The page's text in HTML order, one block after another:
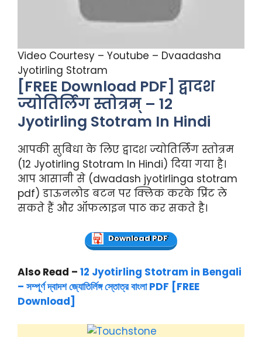
Video Courtesy – Youtube – Dvaadasha
Jyotirling Stotram
[FREE Download PDF] द्वादश
ज्योतिर्लिंग स्तोत्रम् – 12
Jyotirling Stotram In Hindi
आपकी सुबिधा के लिए द्वादश ज्योतिर्लिंग स्तोत्रम
(12 Jyotirling Stotram In Hindi) दिया गया है।
आप आसानी से (dwadash jyotirlinga stotram
pdf) डाऊनलोड बटन पर क्लिक करके प्रिंट ले
सकते हैं और ऑफलाइन पाठ कर सकते है।
Download PDF
Also Read – 12 Jyotirling Stotram in Bengali
– সম্পূর্ণ দ্বাদশ জ্যোতির্লিঙ্গ স্তোত্র বাংলা PDF [FREE
Download]